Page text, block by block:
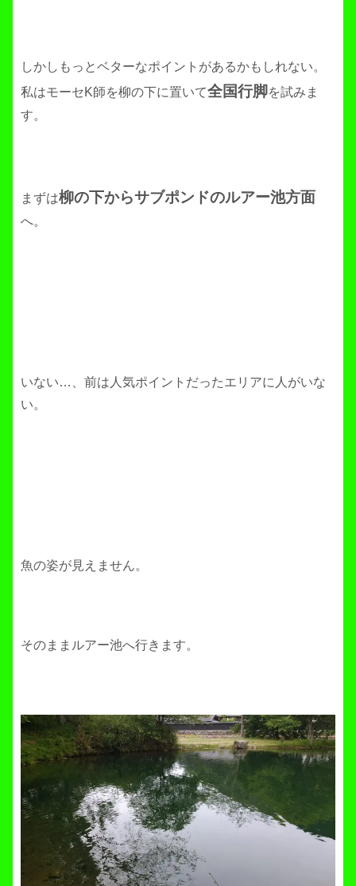
しかしもっとベターなポイントがあるかもしれない。
私はモーセK師を柳の下に置いて全国行脚を試みま
す。
まずは柳の下からサブポンドのルアー池方面
へ。
いない…、前は人気ポイントだったエリアに人がいな
い。
魚の姿が見えません。
そのままルアー池へ行きます。